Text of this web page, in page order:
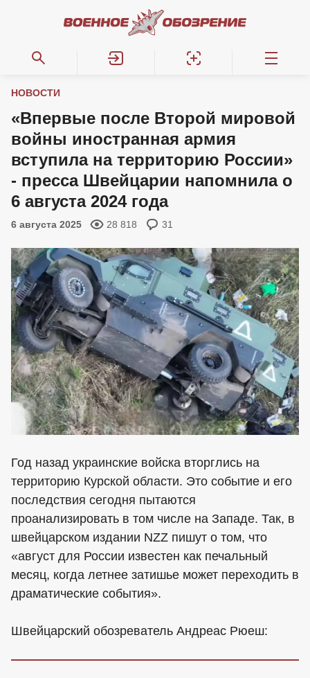
НОВОСТИ
«Впервые после Второй мировой
войны иностранная армия
вступила на территорию России»
- пресса Швейцарии напомнила о
6 августа 2024 года
6 августа 2025 28 818 31
Год назад украинские войска вторглись на
территорию Курской области. Это событие и его
последствия сегодня пытаются
проанализировать в том числе на Западе. Так, в
швейцарском издании NZZ пишут о том, что
«август для России известен как печальный
месяц, когда летнее затишье может переходить в
драматические события».
Швейцарский обозреватель Андреас Рюеш: